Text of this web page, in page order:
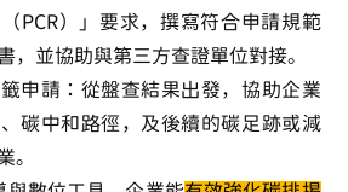
PCR）」要求，撰寫符合申請規範
，並協助與第三方查證單位對接。
申請 ：從盤查結果出發，協助企業
碳中和路徑，及後續的碳足跡或減
。